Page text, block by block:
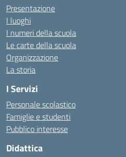
Presentazione
I luoghi
I numeri della scuola
Le carte della scuola
Organizzazione
La storia
I Servizi
Personale scolastico
Famiglie e studenti
Pubblico interesse
Didattica